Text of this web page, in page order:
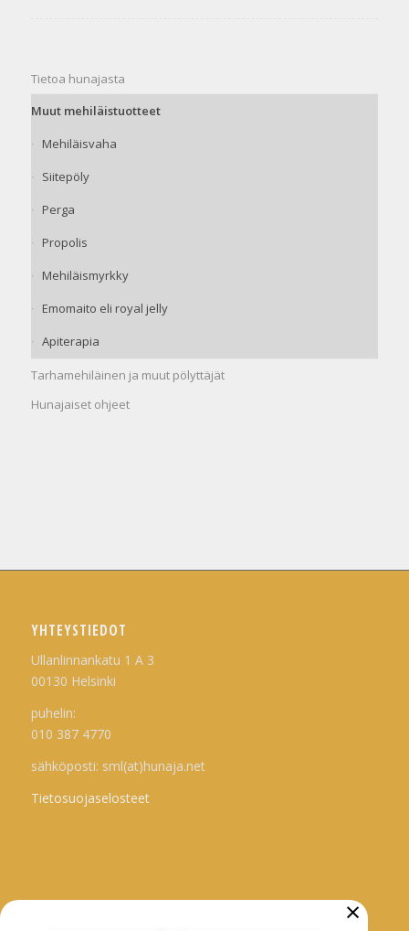
Tietoa hunajasta
Muut mehiläistuotteet
Mehiläisvaha
Siitepöly
Perga
Propolis
Mehiläismyrkky
Emomaito eli royal jelly
Apiterapia
Tarhamehiläinen ja muut pölyttäjät
Hunajaiset ohjeet
YHTEYSTIEDOT
Ullanlinnankatu 1 A 3
00130 Helsinki
puhelin:
010 387 4770
sähköposti: sml(at)hunaja.net
Tietosuojaselosteet
×